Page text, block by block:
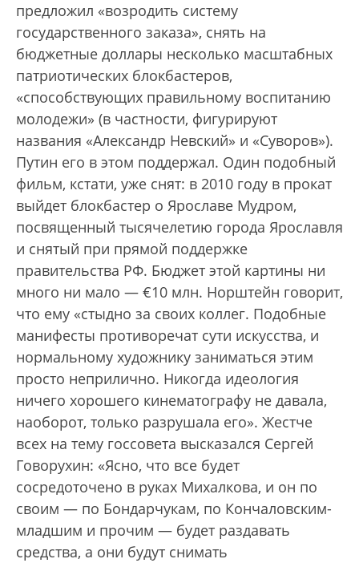
предложил «возродить систему
государственного заказа», снять на
бюджетные доллары несколько масштабных
патриотических блокбастеров,
«способствующих правильному воспитанию
молодежи» (в частности, фигурируют
названия «Александр Невский» и «Суворов»).
Путин его в этом поддержал. Один подобный
фильм, кстати, уже снят: в 2010 году в прокат
выйдет блокбастер о Ярославе Мудром,
посвященный тысячелетию города Ярославля
и снятый при прямой поддержке
правительства РФ. Бюджет этой картины ни
много ни мало — €10 млн. Норштейн говорит,
что ему «стыдно за своих коллег. Подобные
манифесты противоречат сути искусства, и
нормальному художнику заниматься этим
просто неприлично. Никогда идеология
ничего хорошего кинематографу не давала,
наоборот, только разрушала его». Жестче
всех на тему госсовета высказался Сергей
Говорухин: «Ясно, что все будет
сосредоточено в руках Михалкова, и он по
своим — по Бондарчукам, по Кончаловским-
младшим и прочим — будет раздавать
средства, а они будут снимать